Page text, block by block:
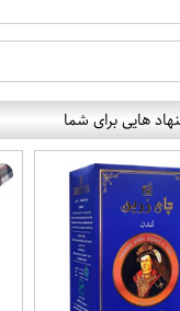
هایی برای شما